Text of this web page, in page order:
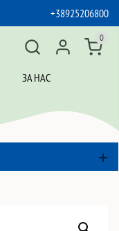
+38925206800
ЗА НАС
0